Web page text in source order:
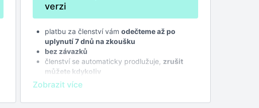
verzi
platbu za členství vámodečteme až po
uplynutí 7 dnů na zkoušku
bez závazků
členství se automaticky prodlužuje, zrušit
můžete kdykoliv